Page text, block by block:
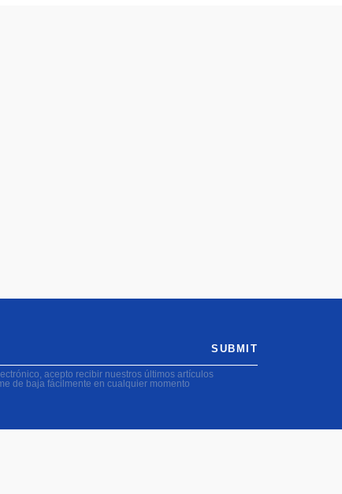
acepto recibir nuestros últimos artículos
de baja fácilmente en cualquier momento
SUBMIT